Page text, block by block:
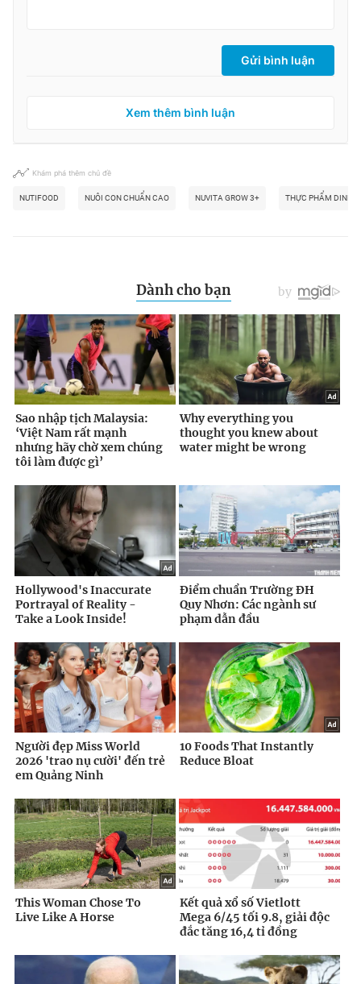
Gửi bình luận
Xem thêm bình luận
Khám phá thêm chủ đề
NUTIFOOD NUÔI CON CHUẨN CAO NUVITA GROW 3+ THỰC PHẨM DINH